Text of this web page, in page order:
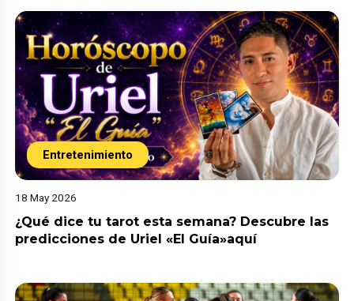
Entretenimiento
18 May 2026
¿Qué dice tu tarot esta semana? Descubre las
predicciones de Uriel «El Guía»aquí